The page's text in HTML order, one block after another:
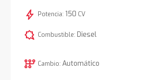
bolt Potencia: 150 CV
comic_bubble Combustible: Diesel
auto_transmission Cambio: Automático